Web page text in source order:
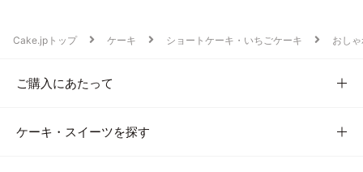
Cake.jpトップ ケーキ ショートケーキ・いちごケーキ おし
ご購入にあたって
ケーキ・スイーツを探す